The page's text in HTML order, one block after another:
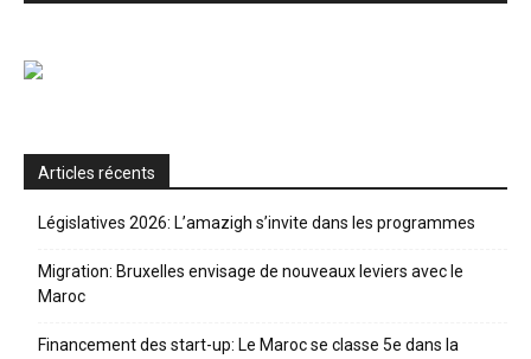
Articles récents
Législatives 2026: L’amazigh s’invite dans les programmes
Migration: Bruxelles envisage de nouveaux leviers avec le
Maroc
Financement des start-up: Le Maroc se classe 5e dans la